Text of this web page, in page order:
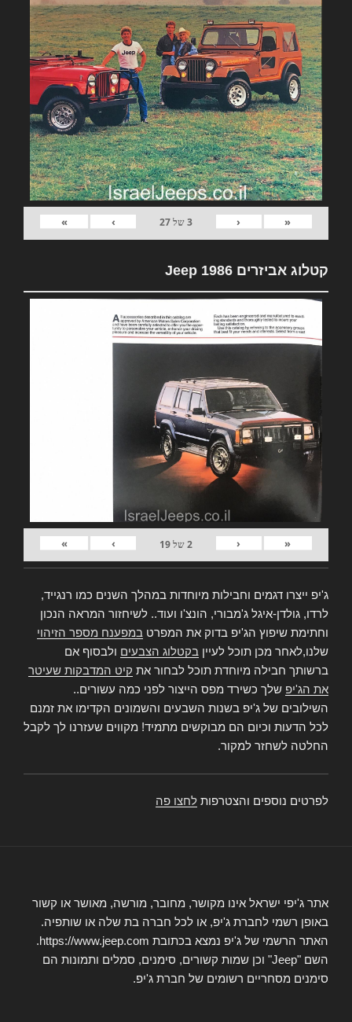
«
‹
3של27
›
»
קטלוג אביזרים Jeep 1986
«
‹
2של19
›
»
ג'יפ ייצרו דגמים וחבילות מיוחדות במהלך השנים כמו רנגייד,
לרדו, גולדן-איגל ג'מבורי, הונצ'ו ועוד.. לשיחזור המראה הנכון
וחתימת שיפוץ הג'יפ בדוק את המפרט במפענח מספר הזיהוי
שלנו,לאחר מכן תוכל לעיין בקטלוג הצבעים ולבסוף אם
ברשותך חבילה מיוחדת תוכל לבחור את קיט המדבקות שעיטר
את הג'יפ שלך כשירד מפס הייצור לפני כמה עשורים..
השילובים של ג'יפ בשנות השבעים והשמונים הקדימו את זמנם
לכל הדעות וכיום הם מבוקשים מתמיד! מקווים שעזרנו לך לקבל
החלטה לשחזר למקור.
לפרטים נוספים והצטרפות לחצו פה
אתר ג'יפי ישראל אינו מקושר, מחובר, מורשה, מאושר או קשור
באופן רשמי לחברת ג'יפ, או לכל חברה בת שלה או שותפיה.
האתר הרשמי של ג'יפ נמצא בכתובת https://www.jeep.com.
השם "Jeep" וכן שמות קשורים, סימנים, סמלים ותמונות הם
סימנים מסחריים רשומים של חברת ג'יפ.